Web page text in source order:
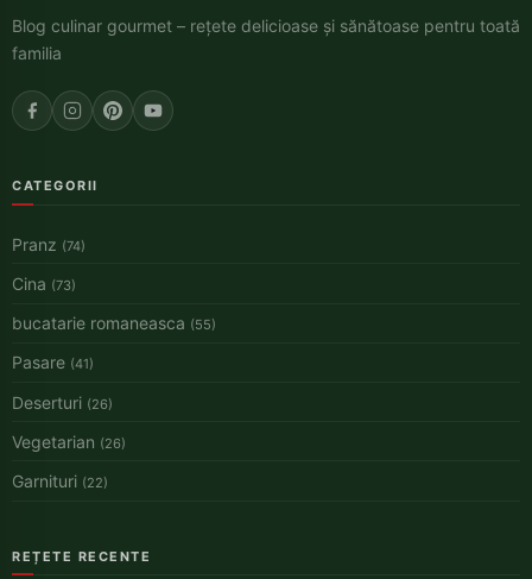
Blog culinar gourmet – rețete delicioase și sănătoase pentru toată
familia
CATEGORII
Pranz (74)
Cina (73)
bucatarie romaneasca (55)
Pasare (41)
Deserturi (26)
Vegetarian (26)
Garnituri (22)
REȚETE RECENTE